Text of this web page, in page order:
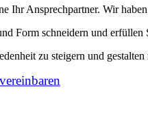
Ihr Ansprechpartner. Wir
Form schneidern und
zu steigern und